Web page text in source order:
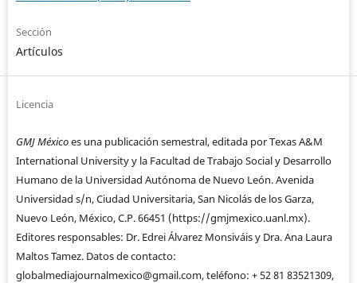
Sección
Artículos
Licencia
GMJ Méxicoes una publicación semestral, editada por Texas A&M
International University y la Facultad de Trabajo Social y Desarrollo
Humano de la Universidad Autónoma de Nuevo León. Avenida
Universidad s/n, Ciudad Universitaria, San Nicolás de los Garza,
Nuevo León, México, C.P. 66451 (https://gmjmexico.uanl.mx).
Editores responsables: Dr. Edrei Álvarez Monsiváis y Dra. Ana Laura
Maltos Tamez. Datos de contacto:
globalmediajournalmexico@gmail.com, teléfono: + 52 81 83521309,